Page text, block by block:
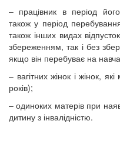
– працівник в період
також у період
також інших видах
збереженням, так і без
якщо він перебуває на
– вагітних жінок і жінок,
років);
– одиноких матерів при
дитину з інвалідністю.